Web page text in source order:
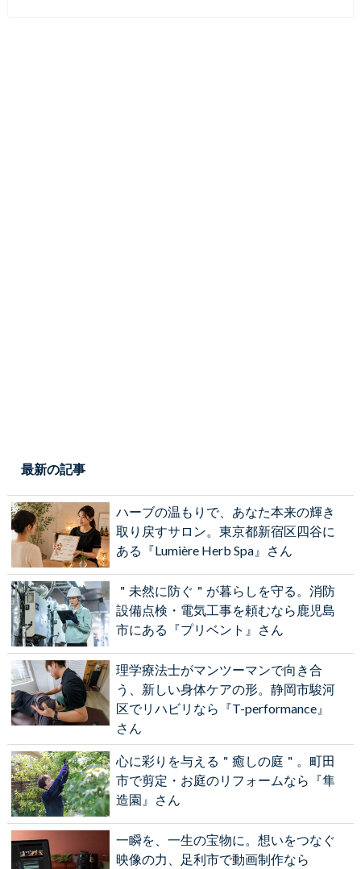
最新の記事
ハーブの温もりで、あなた本来の輝き
取り戻すサロン。東京都新宿区四谷に
ある『Lumière Herb Spa』さん
＂未然に防ぐ＂が暮らしを守る。消防
設備点検・電気工事を頼むなら鹿児島
市にある『プリベント』さん
理学療法士がマンツーマンで向き合
う、新しい身体ケアの形。静岡市駿河
区でリハビリなら『T-performance』
さん
心に彩りを与える＂癒しの庭＂。町田
市で剪定・お庭のリフォームなら『隼
造園』さん
一瞬を、一生の宝物に。想いをつなぐ
映像の力、足利市で動画制作なら